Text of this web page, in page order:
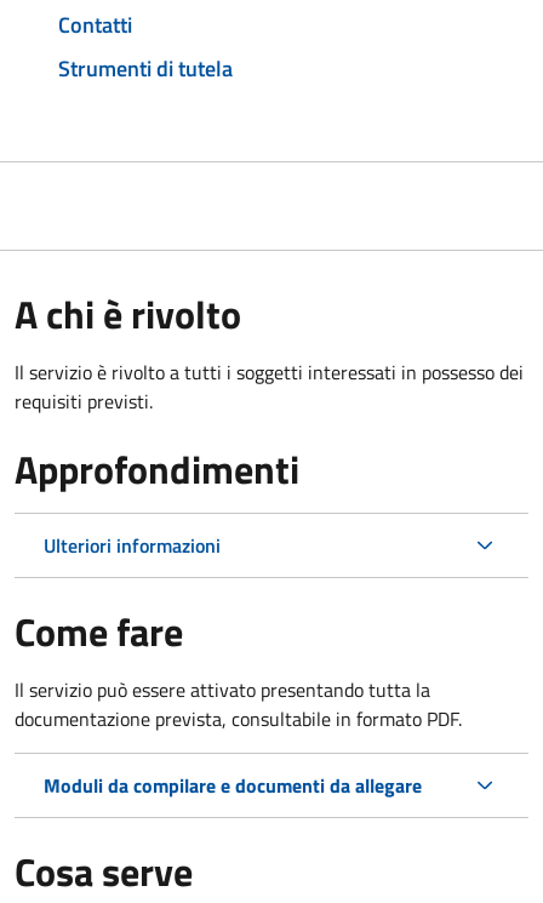
Contatti
Strumenti di tutela
A chi è rivolto
Il servizio è rivolto a tutti i soggetti interessati in possesso dei
requisiti previsti.
Approfondimenti
Ulteriori informazioni
Come fare
Il servizio può essere attivato presentando tutta la
documentazione prevista, consultabile in formato PDF.
Moduli da compilare e documenti da allegare
Cosa serve